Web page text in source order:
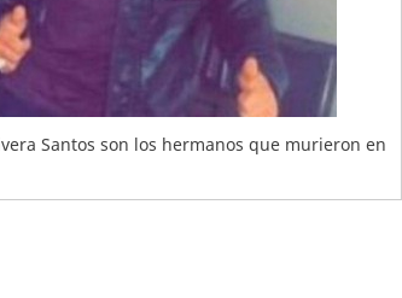
Santos son los hermanos que murieron en